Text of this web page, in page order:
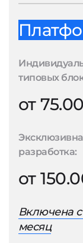
типовых
от
разработка:
от
Включена
месяц